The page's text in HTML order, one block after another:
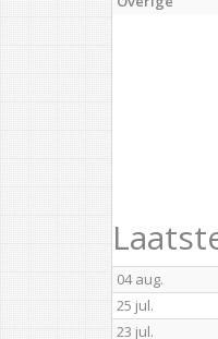
04 aug.
25 jul.
23 jul.